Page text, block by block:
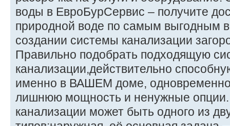
воды в ЕвроБурСервис – получите
природной воде по самым выгодным
создании системы канализации
Правильно подобрать подходящую
канализации,действительно
именно в ВАШЕМ доме, одновременно
лишнюю мощность и ненужные
канализации может быть одного из